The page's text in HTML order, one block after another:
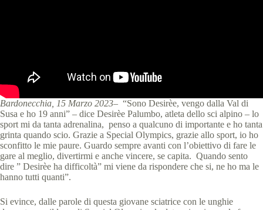
Bardonecchia, 15 Marzo 2023– “Sono Desirèe, vengo dalla Val di
Susa e ho 19 anni” – dice Desirèe Palumbo, atleta dello sci alpino – lo
sport mi da tanta adrenalina, penso a qualcuno di importante e ho tanta
grinta quando scio. Grazie a Special Olympics, grazie allo sport, io ho
sconfitto le mie paure. Guardo sempre avanti con l’obiettivo di fare le
gare al meglio, divertirmi e anche vincere, se capita. Quando sento
dire ” Desirèe ha difficoltà” mi viene da rispondere che si, ne ho ma le
hanno tutti quanti”.
Si evince, dalle parole di questa giovane sciatrice con le unghie